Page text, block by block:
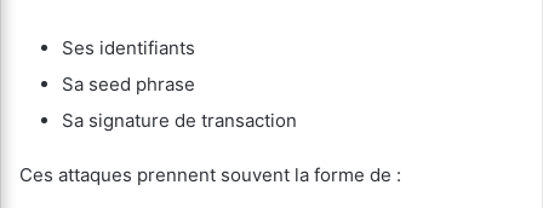
Ses identifiants
Sa seed phrase
Sa signature de transaction
Ces attaques prennent souvent la forme de :